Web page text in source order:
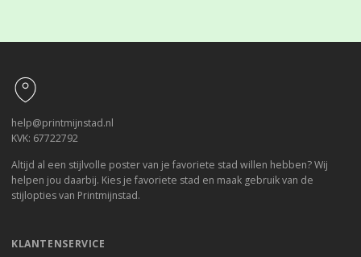
help@printmijnstad.nl
KVK: 67722792
Altijd al een stijlvolle poster van je favoriete stad willen hebben? Wij
helpen jou daarbij. Kies je favoriete stad en maak gebruik van de
stijlopties van Printmijnstad.
KLANTENSERVICE